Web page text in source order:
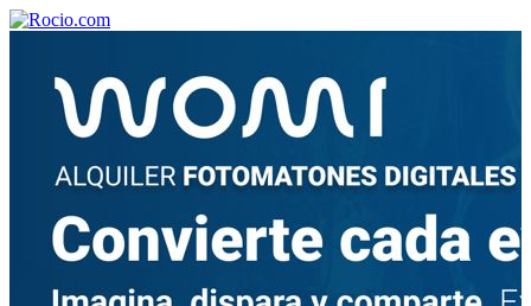
¡Bienvenido! Soy el asistente virtual de rocio.com.
¿En qué puedo ayudarte?